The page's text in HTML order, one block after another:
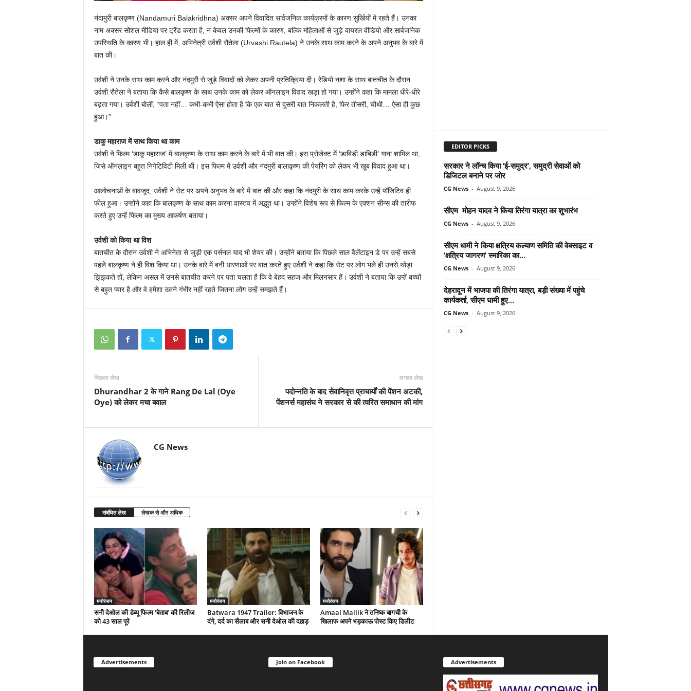
नंदामुरी बालकृष्ण (Nandamuri Balakridhna) अक्सर अपने विवादित सार्वजनिक कार्यक्रमों के कारण सुर्खियों में रहते हैं। उनका
नाम अक्सर सोशल मीडिया पर ट्रेंड करता है, न केवल उनकी फिल्मों के कारण, बल्कि महिलाओं से जुड़े वायरल वीडियो और सार्वजनिक
उपस्थिति के कारण भी। हाल ही में, अभिनेत्री उर्वशी रौतेला (Urvashi Rautela) ने उनके साथ काम करने के अपने अनुभव के बारे में
बात की।
उर्वशी ने उनके साथ काम करने और नंदमुरी से जुड़े विवादों को लेकर अपनी प्रतिक्रिया दी। रेडियो नशा के साथ बातचीत के दौरान
उर्वशी रौतेला ने बताया कि कैसे बालकृष्ण के साथ उनके काम को लेकर ऑनलाइन विवाद खड़ा हो गया। उन्होंने कहा कि मामला धीरे-धीरे
बढ़ता गया। उर्वशी बोलीं, “पता नहीं… कभी-कभी ऐसा होता है कि एक बात से दूसरी बात निकलती है, फिर तीसरी, चौथी… ऐसा ही कुछ
हुआ।”
डाकू महाराज में साथ किया था काम
उर्वशी ने फिल्म ‘डाकू महाराज’ में बालकृष्ण के साथ काम करने के बारे में भी बात की। इस प्रोजेक्ट में ‘डाबिडी डाबिडी’ गाना शामिल था,
जिसे ऑनलाइन बहुत निगेटिविटी मिली थी। इस फिल्म में उर्वशी और नंदमुरी बालाकृष्ण की पेयरिंग को लेकर भी खूब विवाद हुआ था।
आलोचनाओं के बावजूद, उर्वशी ने सेट पर अपने अनुभव के बारे में बात की और कहा कि नंदमुरी के साथ काम करके उन्हें पॉजिटिव ही
फील हुआ। उन्होंने कहा कि बालकृष्ण के साथ काम करना वास्तव में अद्भुत था। उन्होंने विशेष रूप से फिल्म के एक्शन सीन्स की तारीफ
करते हुए उन्हें फिल्म का मुख्य आकर्षण बताया।
उर्वशी को किया था विश
बातचीत के दौरान उर्वशी ने अभिनेता से जुड़ी एक पर्सनल याद भी शेयर की। उन्होंने बताया कि पिछले साल वैलेंटाइन डे पर उन्हें सबसे
पहले बालकृष्ण ने ही विश किया था। उनके बारे में बनी धारणाओं पर बात करते हुए उर्वशी ने कहा कि सेट पर लोग भले ही उनसे थोड़ा
झिझकते हों, लेकिन असल में उनसे बातचीत करने पर पता चलता है कि वे बेहद सहज और मिलनसार हैं। उर्वशी ने बताया कि उन्हें बच्चों
से बहुत प्यार है और वे हमेशा उतने गंभीर नहीं रहते जितना लोग उन्हें समझते हैं।
पिछला लेख
Dhurandhar 2 के गाने Rang De Lal (Oye
Oye) को लेकर मचा बवाल
अगला लेख
पदोन्नति के बाद सेवानिवृत्त प्राचार्यों की पेंशन अटकी,
पेंशनर्स महासंघ ने सरकार से की त्वरित समाधान की मांग
CG News
संबंधित लेख लेखक से और अधिक
मनोरंजन
सनी देओल की डेब्यू फिल्म ‘बेताब’ की रिलीज
को 43 साल पूरे
मनोरंजन
Batwara 1947 Trailer: विभाजन के
दंगे, दर्द का सैलाब और सनी देओल की दहाड़
मनोरंजन
Amaal Mallik ने तनिष्क बागची के
खिलाफ अपने भड़काऊ पोस्ट किए डिलीट
EDITOR PICKS
सरकार ने लॉन्च किया ‘ई-समुद्र’, समुद्री सेवाओं को
डिजिटल बनाने पर जोर
CG News - August 9, 2026
सीएम मोहन यादव ने किया तिरंगा यात्रा का शुभारंभ
CG News - August 9, 2026
सीएम धामी ने किया क्षत्रिय कल्याण समिति की वेबसाइट व
‘क्षत्रिय जागरण’ स्मारिका का...
CG News - August 9, 2026
देहरादून में भाजपा की तिरंगा यात्रा, बड़ी संख्या में पहुंचे
कार्यकर्ता, सीएम धामी हुए...
CG News - August 9, 2026
Advertisements Join on Facebook Advertisements